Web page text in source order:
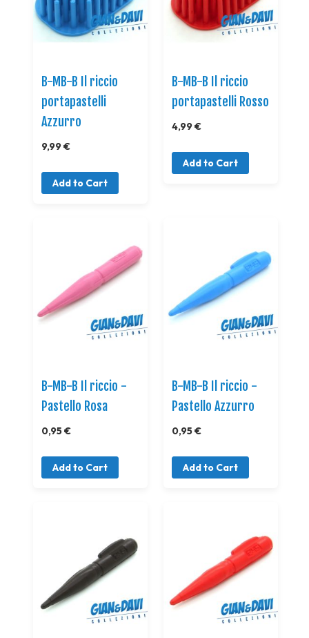
B-MB-B Il riccio
portapastelli
Azzurro
9,99 €
Add to Cart
B-MB-B Il riccio
portapastelli Rosso
4,99 €
Add to Cart
B-MB-B Il riccio -
Pastello Rosa
0,95 €
Add to Cart
B-MB-B Il riccio -
Pastello Azzurro
0,95 €
Add to Cart